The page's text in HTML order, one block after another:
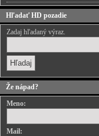
Hľadať HD pozadie
Zadaj hľadaný výraz.
Že nápad?
Meno:
Mail: